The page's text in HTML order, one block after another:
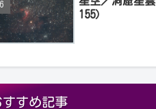
155）
すすめ記事